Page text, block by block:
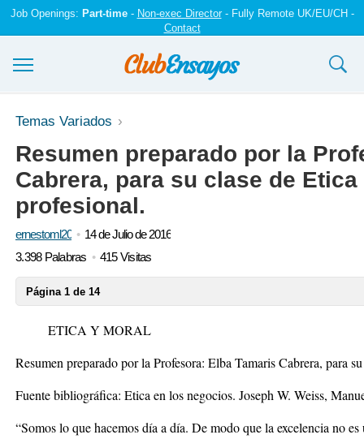
Job Openings: Part-time- Non-exec Director- Fully Remote UK/EU/CH -
Contact
Ensayos y trabajos
Registrarse
Iniciar sesión
Temas Variados
Resumen preparado por la
Cabrera, para su clase de
profesional.
ernestoml20
14 de Julio de 2016
3.398 Palabras
415 Visitas
Página 1 de 14
ETICA Y MORAL
Resumen preparado por la Profesora: Elba Tamaris Cabrera, para
Fuente bibliográfica: Etica en los negocios. Joseph W. Weiss,
“Somos lo que hacemos día a día. De modo que la excelencia no